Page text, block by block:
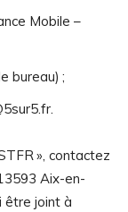
Mobile –
bureau) ;
», contactez
Aix-en-
être joint à